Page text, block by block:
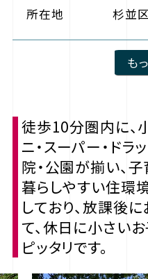
所在地 杉並
も
徒歩10分圏内に、
ニ・スーパー・ドラ
院・公園が揃い、
暮らしやすい住環
しており、放課後
て、休日に小さい
ピッタリです。